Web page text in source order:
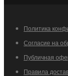
Политика
Согласие на
Публичная
Правила